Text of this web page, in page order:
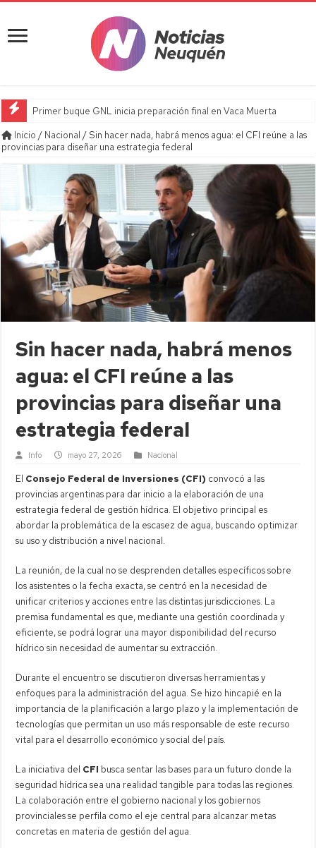
Primer buque GNL inicia preparación final en Vaca Muerta
Inicio / Nacional / Sin hacer nada, habrá menos agua: el CFI reúne a las
provincias para diseñar una estrategia federal
Sin hacer nada, habrá menos
agua: el CFI reúne a las
provincias para diseñar una
estrategia federal
Info mayo 27, 2026 Nacional
El Consejo Federal de Inversiones (CFI) convocó a las
provincias argentinas para dar inicio a la elaboración de una
estrategia federal de gestión hídrica. El objetivo principal es
abordar la problemática de la escasez de agua, buscando optimizar
su uso y distribución a nivel nacional.
La reunión, de la cual no se desprenden detalles específicos sobre
los asistentes o la fecha exacta, se centró en la necesidad de
unificar criterios y acciones entre las distintas jurisdicciones. La
premisa fundamental es que, mediante una gestión coordinada y
eficiente, se podrá lograr una mayor disponibilidad del recurso
hídrico sin necesidad de aumentar su extracción.
Durante el encuentro se discutieron diversas herramientas y
enfoques para la administración del agua. Se hizo hincapié en la
importancia de la planificación a largo plazo y la implementación de
tecnologías que permitan un uso más responsable de este recurso
vital para el desarrollo económico y social del país.
La iniciativa del CFI busca sentar las bases para un futuro donde la
seguridad hídrica sea una realidad tangible para todas las regiones.
La colaboración entre el gobierno nacional y los gobiernos
provinciales se perfila como el eje central para alcanzar metas
concretas en materia de gestión del agua.